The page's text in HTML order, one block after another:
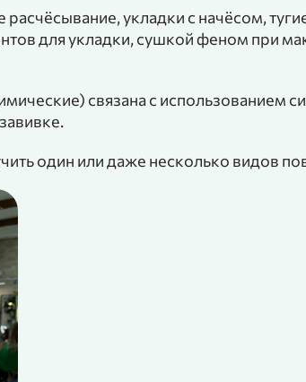
укладки с начёсом,
для укладки, сушкой феном при
связана с использованием
один или даже несколько видов